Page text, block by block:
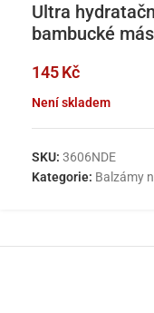
Ultra
bambucké
145Kč
Není skladem
SKU: 3606NDE
Kategorie: Balzámy